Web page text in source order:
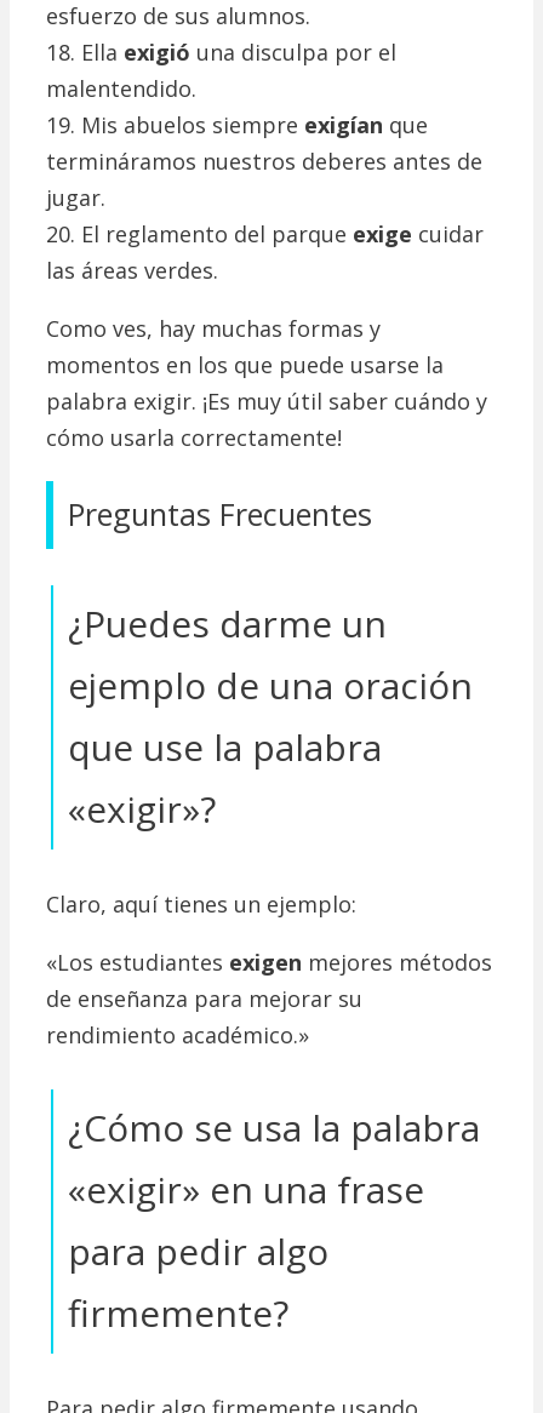
esfuerzo de sus alumnos.
18. Ella exigió una disculpa por el
malentendido.
19. Mis abuelos siempre exigían que
termináramos nuestros deberes antes de
jugar.
20. El reglamento del parque exige cuidar
las áreas verdes.
Como ves, hay muchas formas y
momentos en los que puede usarse la
palabra exigir. ¡Es muy útil saber cuándo y
cómo usarla correctamente!
Preguntas Frecuentes
¿Puedes darme un
ejemplo de una oración
que use la palabra
«exigir»?
Claro, aquí tienes un ejemplo:
«Los estudiantes exigen mejores métodos
de enseñanza para mejorar su
rendimiento académico.»
¿Cómo se usa la palabra
«exigir» en una frase
para pedir algo
firmemente?